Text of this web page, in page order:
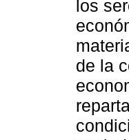
los
de la